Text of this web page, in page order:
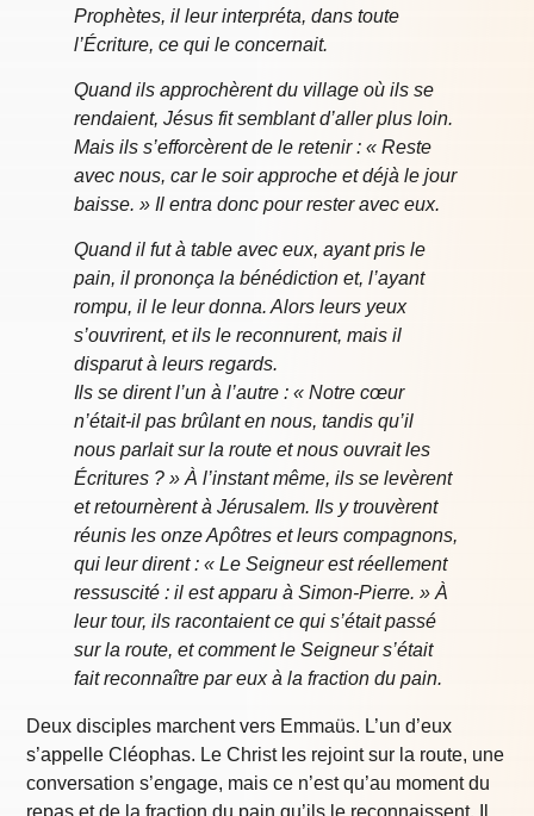
Prophètes, il leur interpréta, dans toute
l’Écriture, ce qui le concernait.
Quand ils approchèrent du village où ils se
rendaient, Jésus fit semblant d’aller plus loin.
Mais ils s’efforcèrent de le retenir : « Reste
avec nous, car le soir approche et déjà le jour
baisse. » Il entra donc pour rester avec eux.
Quand il fut à table avec eux, ayant pris le
pain, il prononça la bénédiction et, l’ayant
rompu, il le leur donna. Alors leurs yeux
s’ouvrirent, et ils le reconnurent, mais il
disparut à leurs regards.
Ils se dirent l’un à l’autre : « Notre cœur
n’était-il pas brûlant en nous, tandis qu’il
nous parlait sur la route et nous ouvrait les
Écritures ? » À l’instant même, ils se levèrent
et retournèrent à Jérusalem. Ils y trouvèrent
réunis les onze Apôtres et leurs compagnons,
qui leur dirent : « Le Seigneur est réellement
ressuscité : il est apparu à Simon-Pierre. » À
leur tour, ils racontaient ce qui s’était passé
sur la route, et comment le Seigneur s’était
fait reconnaître par eux à la fraction du pain.
Deux disciples marchent vers Emmaüs. L’un d’eux
s’appelle Cléophas. Le Christ les rejoint sur la route, une
conversation s’engage, mais ce n’est qu’au moment du